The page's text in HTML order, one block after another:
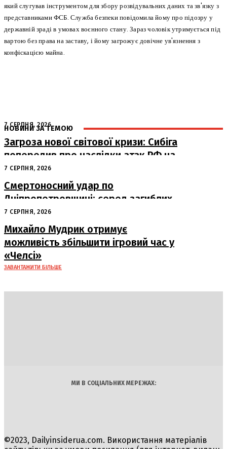
який слугував інструментом для збору розвідувальних даних та зв'язку з
представниками ФСБ. Служба безпеки повідомила йому про підозру у
державній зраді в умовах воєнного стану. Зараз чоловік утримується під
вартою без права на заставу, і йому загрожує довічне ув'язнення з
конфіскацією майна.
НОВИНИ ЗА ТЕМОЮ
7 СЕРПНЯ, 2026
Загроза нової світової кризи: Сибіга
попередив про наслідки атак РФ на
судна
7 СЕРПНЯ, 2026
Смертоносний удар по
Дніпропетровщині: серед загиблих
– працівники «Укрпошти»
7 СЕРПНЯ, 2026
Михайло Мудрик отримує
можливість збільшити ігровий час у
«Челсі»
ЗАВАНТАЖИТИ БІЛЬШЕ
МИ В СОЦІАЛЬНИХ МЕРЕЖАХ:
©2023, Dailyinsiderua.com. Використання матеріалів